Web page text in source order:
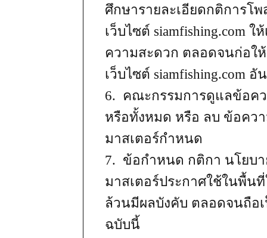
ศึกษารายละเอียดกติการโ
เว็บไซต์ siamfishing.com
ความสะดวก ตลอดจนก่อใ
เว็บไซต์ siamfishing.com
6. คณะกรรมการดูแลข้อค
หรือทั้งหมด หรือ ลบ ข้อคว
มาสเตอร์กำหนด
7. ข้อกำหนด กติกา นโยบ
มาสเตอร์ประกาศใช้ในพื้นที่
ล้วนมีผลบังคับ ตลอดจนถือ
ฉบับนี้